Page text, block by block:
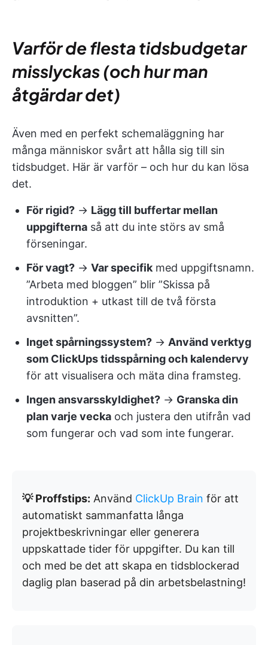
Varför de flesta tidsbudgetar
misslyckas (och hur man
åtgärdar det)
Även med en perfekt schemaläggning har
många människor svårt att hålla sig till sin
tidsbudget. Här är varför – och hur du kan lösa
det.
För rigid? → Lägg till buffertar mellan
uppgifterna så att du inte störs av små
förseningar.
För vagt? → Var specifik med uppgiftsnamn.
”Arbeta med bloggen” blir ”Skissa på
introduktion + utkast till de två första
avsnitten”.
Inget spårningssystem? → Använd verktyg
som ClickUps tidsspårning och kalendervy
för att visualisera och mäta dina framsteg.
Ingen ansvarsskyldighet? → Granska din
plan varje vecka och justera den utifrån vad
som fungerar och vad som inte fungerar.
💡 Proffstips: Använd ClickUp Brain för att
automatiskt sammanfatta långa
projektbeskrivningar eller generera
uppskattade tider för uppgifter. Du kan till
och med be det att skapa en tidsblockerad
daglig plan baserad på din arbetsbelastning!